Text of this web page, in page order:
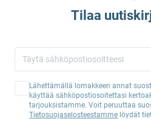
Tilaa
Lähettämällä lomakkeen annat
käyttää sähköpostiosoitettasi
tarjouksistamme. Voit peruuttaa
Tietosuojaselosteestamme löydät